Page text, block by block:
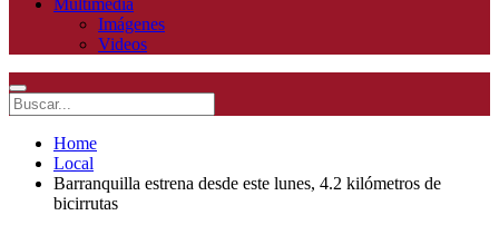
Multimedia
Imágenes
Videos
Home
Local
Barranquilla estrena desde este lunes, 4.2 kilómetros de
bicirrutas